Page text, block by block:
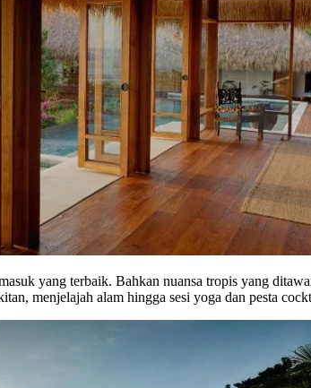
yang terbaik. Bahkan nuansa tropis yang
menjelajah alam hingga sesi yoga dan pesta